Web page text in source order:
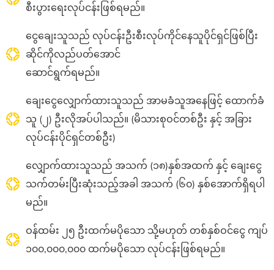
စီးပွားရေးလုပ်ငန်းဖြစ်ရမည်။
ငွေချေးသူသည် လုပ်ငန်းဦးစီးလုပ်ကိုင်နေသူပိုင်ရှင်ဖြစ်ပြီး
ဆိုင်ကိုလည်ပတ်အောင်
ဆောင်ရွက်ရမည်။
ချေးငွေလျှောက်ထားသူသည် အာမခံသူအနေဖြင့် ထောက်ခံ
သူ (၂) ဦးလိုအပ်ပါသည်။ (မိသားစုဝင်တစ်ဦး နှင့် အခြား
လုပ်ငန်းပိုင်ရှင်တစ်ဦး)
လျှောက်ထားသူသည် အသက် (၁၈)နှစ်အထက် နှင့် ချေးငွေ
သက်တမ်းပြီးဆုံးသည့်အခါ အသက် (၆၀) နှစ်အောက်ရှိရပါ
မည်။
ဝန်ထမ်း ၂၅ ဦးထက်မပိုသော သို့မဟုတ် တစ်နှစ်ဝင်ငွေ ကျပ်
၁၀၀,၀၀၀,၀၀၀ ထက်မပိုသော လုပ်ငန်းဖြစ်ရမည်။